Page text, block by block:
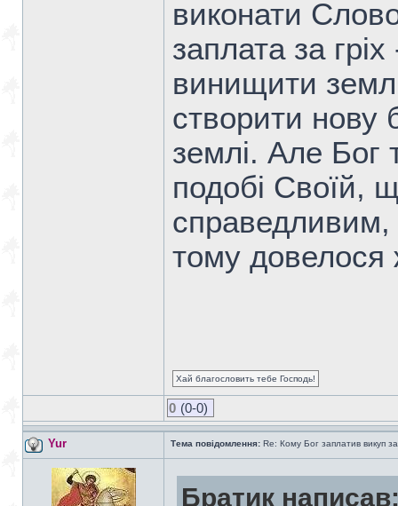
виконати
заплата за
винищити
створити нову
землі. Але Бог
подобі Своїй,
справедливим,
тому
Хай благословить тебе Господь!
0 (0-0)
Yur Тема повідомлення: Re: Кому Бог заплатив викуп
Братик